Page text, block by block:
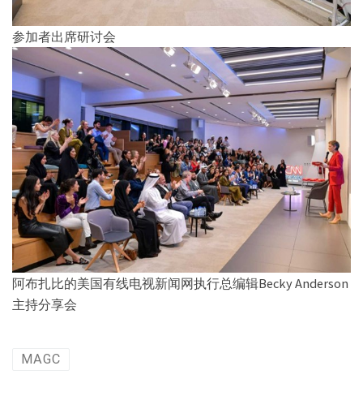
参加者出席研讨会
阿布扎比的美国有线电视新闻网执行总编辑Becky Anderson
主持分享会
MAGC